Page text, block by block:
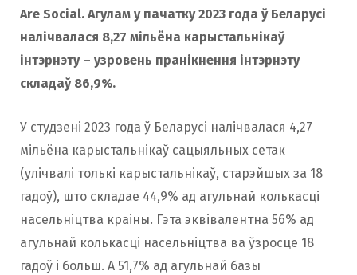
Are Social. Агулам у пачатку 2023 года ў Беларусі
налічвалася 8,27 мільёна карыстальнікаў
інтэрнэту – узровень пранікнення інтэрнэту
складаў 86,9%.
У студзені 2023 года ў Беларусі налічвалася 4,27
мільёна карыстальнікаў сацыяльных сетак
(улічвалі толькі карыстальнікаў, старэйшых за 18
гадоў), што складае 44,9% ад агульнай колькасці
насельніцтва краіны. Гэта эквівалентна 56% ад
агульнай колькасці насельніцтва ва ўзросце 18
гадоў і больш. А 51,7% ад агульнай базы